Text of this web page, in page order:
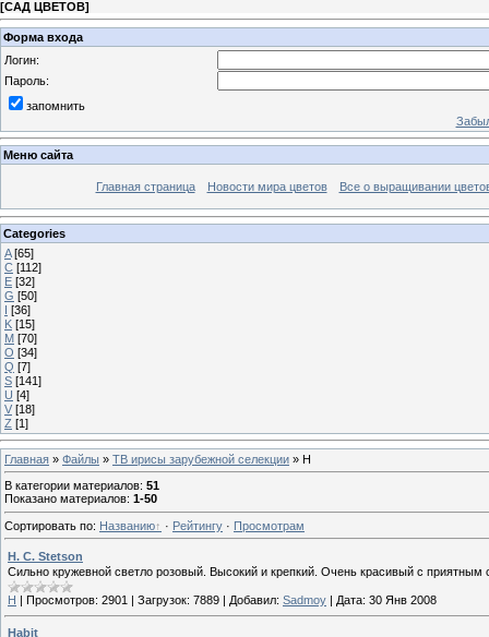
[САД ЦВЕТОВ]
Форма входа
Логин:
Пароль:
запомнить
Меню сайта
Главная страница Новости мира цветов Все о выращивании
Categories
A [65]
С [112]
E [32]
G [50]
I [36]
K [15]
M [70]
O [34]
Q [7]
S [141]
U [4]
V [18]
Z [1]
Главная » Файлы » TB ирисы зарубежной селекции » H
В категории материалов: 51
Показано материалов: 1-50
Сортировать по: Названию · Рейтингу · Просмотрам
H. C. Stetson
Сильно кружевной светло розовый. Высокий и крепкий. Очень красивый с
H | Просмотров: 2901 | Загрузок: 7889 | Добавил: Sadmoy | Дата: 30 Янв 2008
Habit